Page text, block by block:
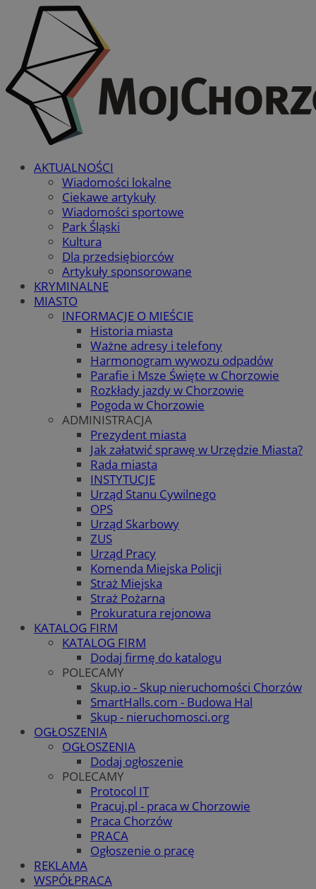
AKTUALNOŚCI
Wiadomości lokalne
Ciekawe artykuły
Wiadomości sportowe
Park Śląski
Kultura
Dla przedsiębiorców
Artykuły sponsorowane
KRYMINALNE
MIASTO
INFORMACJE O MIEŚCIE
Historia miasta
Ważne adresy i telefony
Harmonogram wywozu odpadów
Parafie i Msze Święte w Chorzowie
Rozkłady jazdy w Chorzowie
Pogoda w Chorzowie
ADMINISTRACJA
Prezydent miasta
Jak załatwić sprawę w Urzędzie Miasta?
Rada miasta
INSTYTUCJE
Urząd Stanu Cywilnego
OPS
Urząd Skarbowy
ZUS
Urząd Pracy
Komenda Miejska Policji
Straż Miejska
Straż Pożarna
Prokuratura rejonowa
KATALOG FIRM
KATALOG FIRM
Dodaj firmę do katalogu
POLECAMY
Skup.io - Skup nieruchomości Chorzów
SmartHalls.com - Budowa Hal
Skup - nieruchomosci.org
OGŁOSZENIA
OGŁOSZENIA
Dodaj ogłoszenie
POLECAMY
Protocol IT
Pracuj.pl - praca w Chorzowie
Praca Chorzów
PRACA
Ogłoszenie o pracę
REKLAMA
WSPÓŁPRACA